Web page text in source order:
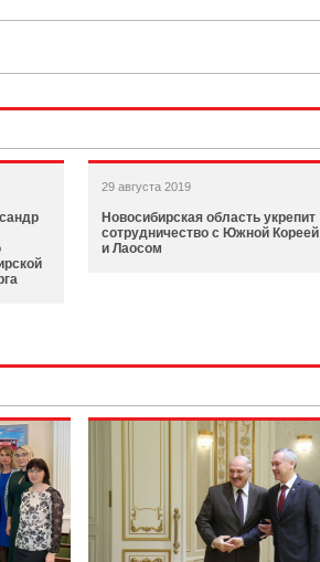
29 августа 2019
Новосибирская область укрепит
сотрудничество с Южной Кореей
и Лаосом